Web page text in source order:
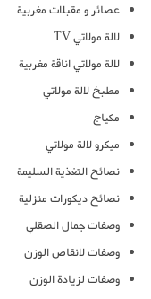
عصائر و مقبلات مغربية
لالة مولاتي TV
لالة مولاتي اناقة مغربية
مطبخ لالة مولاتي
مكياج
ميكرو لالة مولاتي
نصائح التغذية السليمة
نصائح ديكورات منزلية
وصفات جمال الصقلي
وصفات لانقاص الوزن
وصفات لزيادة الوزن